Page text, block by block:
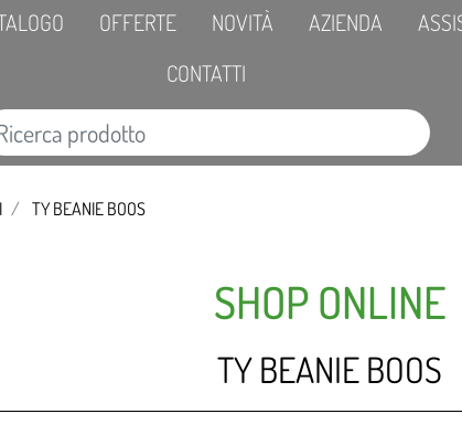
OFFERTE NOVITÀ AZIENDA
CONTATTI
TY BEANIE BOOS
SHOP ONLINE
TY BEANIE BOOS